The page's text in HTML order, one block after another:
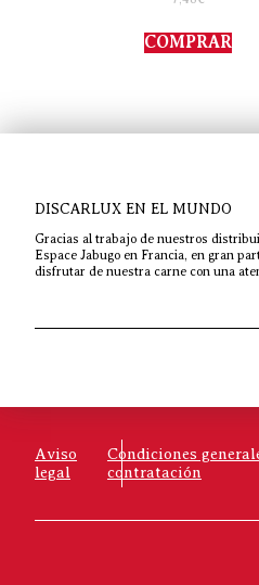
con
de 5
COMPRAR
DISCARLUX EN EL MUNDO
Gracias al trabajo de nuestros
Espace Jabugo en Francia, en gran
disfrutar de nuestra carne con una
Aviso
legal
Condiciones
contratación